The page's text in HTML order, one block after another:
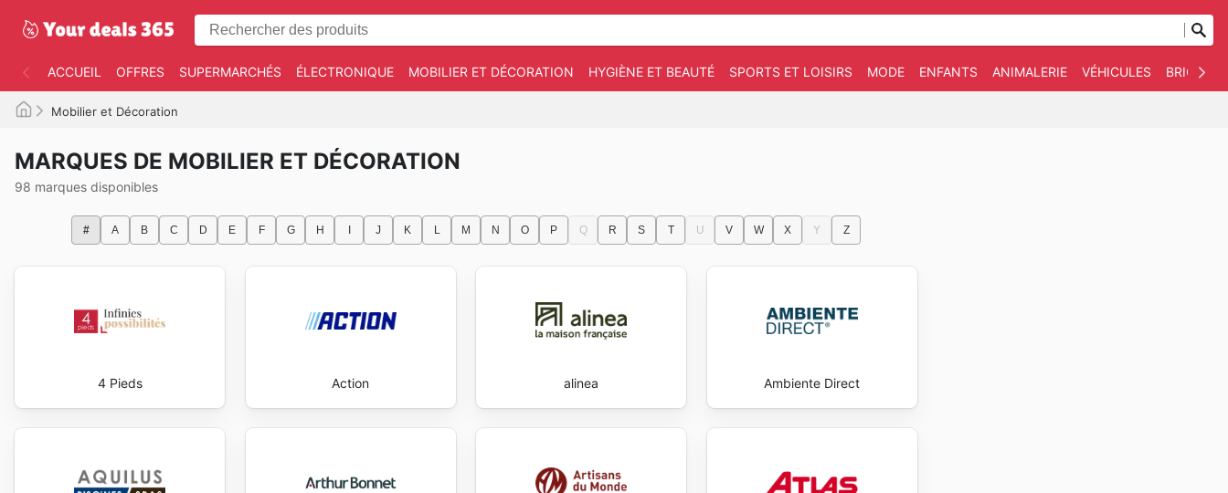
ACCUEIL OFFRES SUPERMARCHÉS ÉLECTRONIQUE MOBILIER ET DÉCORATION HYGIÈNE ET BEAUTÉ SPORTS ET LOISIRS MODE ENFANTS ANIMALERIE VÉHICULES
Mobilier et Décoration
MARQUES DE MOBILIER ET DÉCORATION
98 marques disponibles
# A B C D E F G H J K L M N O P Q R S T U V W X Y Z
4 Pieds Action alinea Ambiente Direct